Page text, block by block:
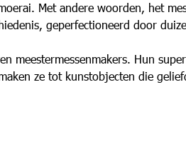
Met andere woorden, het
geperfectioneerd door
meestermessenmakers. Hun
ze tot kunstobjecten die